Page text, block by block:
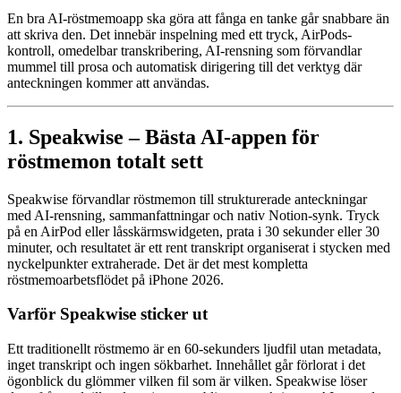
En bra AI-röstmemoapp ska göra att fånga en tanke går snabbare än
att skriva den. Det innebär inspelning med ett tryck, AirPods-
kontroll, omedelbar transkribering, AI-rensning som förvandlar
mummel till prosa och automatisk dirigering till det verktyg där
anteckningen kommer att användas.
1. Speakwise – Bästa AI-appen för
röstmemon totalt sett
Speakwise förvandlar röstmemon till strukturerade anteckningar
med AI-rensning, sammanfattningar och nativ Notion-synk. Tryck
på en AirPod eller låsskärmswidgeten, prata i 30 sekunder eller 30
minuter, och resultatet är ett rent transkript organiserat i stycken med
nyckelpunkter extraherade. Det är det mest kompletta
röstmemoarbetsflödet på iPhone 2026.
Varför Speakwise sticker ut
Ett traditionellt röstmemo är en 60-sekunders ljudfil utan metadata,
inget transkript och ingen sökbarhet. Innehållet går förlorat i det
ögonblick du glömmer vilken fil som är vilken. Speakwise löser